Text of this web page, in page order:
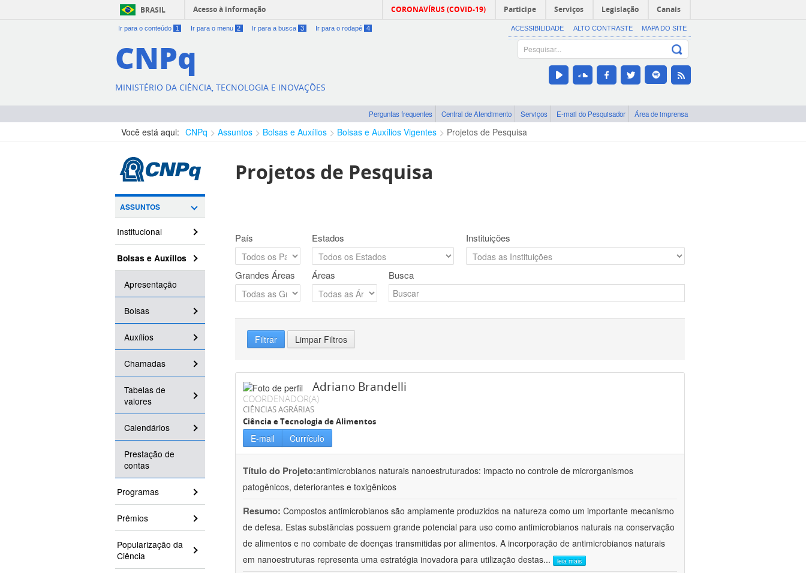
BRASIL Acesso à informação CORONAVÍRUS (COVID-19) Participe Serviços Legislação Canais
Ir para o conteúdo 1 Ir para o menu 2 Ir para a busca 3 Ir para o rodapé 4 ACESSIBILIDADE ALTO CONTRASTE MAPA DO SITE
CNPq
MINISTÉRIO DA CIÊNCIA, TECNOLOGIA E INOVAÇÕES
Perguntas frequentes Central de Atendimento Serviços E-mail do Pesquisador Área de imprensa
Você está aqui: CNPq Assuntos Bolsas e Auxílios Bolsas e Auxílios Vigentes Projetos de Pesquisa
ASSUNTOS
Institucional
Bolsas e Auxílios
Apresentação
Bolsas
Auxílios
Chamadas
Tabelas de
valores
Calendários
Prestação de
contas
Programas
Prêmios
Popularização da
Ciência
Projetos de Pesquisa
País Estados Instituições
Grandes Áreas Áreas Busca
Filtrar Limpar Filtros
Adriano Brandelli
COORDENADOR(A)
CIÊNCIAS AGRÁRIAS
Ciência e Tecnologia de Alimentos
E-mail Currículo
Título do Projeto:antimicrobianos naturais nanoestruturados: impacto no controle de microrganismos
patogênicos, deteriorantes e toxigênicos
Resumo: Compostos antimicrobianos são amplamente produzidos na natureza como um importante mecanismo
de defesa. Estas substâncias possuem grande potencial para uso como antimicrobianos naturais na conservação
de alimentos e no combate de doenças transmitidas por alimentos. A incorporação de antimicrobianos naturais
em nanoestruturas representa uma estratégia inovadora para utilização destas... leia mais